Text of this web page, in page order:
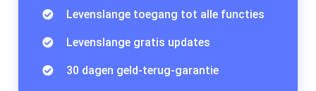
Levenslange toegang tot alle functies
Levenslange gratis updates
30 dagen geld-terug-garantie